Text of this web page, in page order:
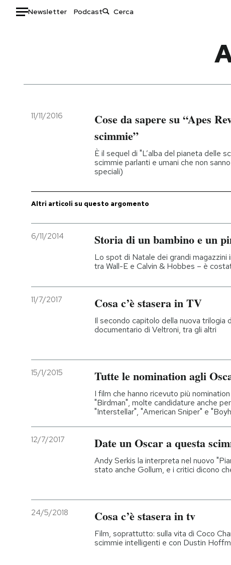
Newsletter Podcast
Italia
Politica
Sport
Moda
Storie/Idee
Ok Boomer!
Media
Mondiali calcio 2026
CALENDARIO
AREA PERSONALE
11/11/2016
Cose da sapere su “Apes
scimmie”
È il sequel di "L’alba del pianeta delle
scimmie parlanti e umani che non
speciali)
Altri articoli su questo argomento
6/11/2014 Storia di un bambino e un
Lo spot di Natale dei grandi
tra Wall-E e Calvin & Hobbes – è
11/7/2017 Cosa c’è stasera in TV
Il secondo capitolo della nuova trilogia
documentario di Veltroni, tra gli altri
15/1/2015 Tutte le nomination agli
I film che hanno ricevuto più
"Birdman", molte candidature anche
"Interstellar", "American Sniper" e
12/7/2017 Date un Oscar a questa
Andy Serkis la interpreta nel nuovo
stato anche Gollum, e i critici dicono
24/5/2018 Cosa c’è stasera in tv
Film, soprattutto: sulla vita di Coco
scimmie intelligenti e con Dustin